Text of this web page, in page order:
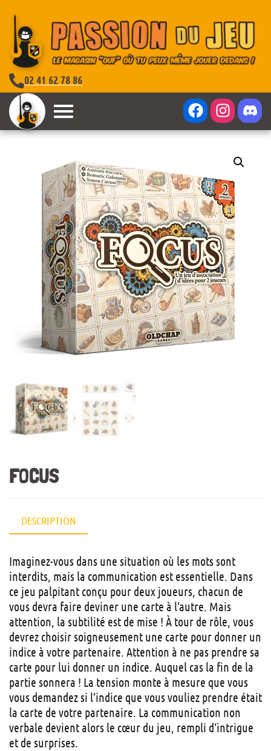
02 41 62 78 86
FOCUS
DESCRIPTION
Imaginez-vous dans une situation où les mots sont
interdits, mais la communication est essentielle. Dans
ce jeu palpitant conçu pour deux joueurs, chacun de
vous devra faire deviner une carte à l’autre. Mais
attention, la subtilité est de mise ! À tour de rôle, vous
devrez choisir soigneusement une carte pour donner un
indice à votre partenaire. Attention à ne pas prendre sa
carte pour lui donner un indice. Auquel cas la fin de la
partie sonnera ! La tension monte à mesure que vous
vous demandez si l’indice que vous vouliez prendre était
la carte de votre partenaire. La communication non
verbale devient alors le cœur du jeu, rempli d’intrigue
et de surprises.